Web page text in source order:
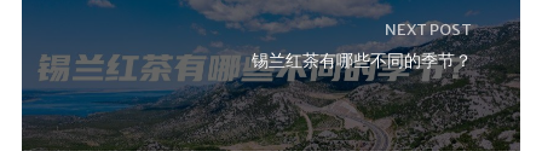
NEXT POST
锡兰红茶有哪些不同的季节？